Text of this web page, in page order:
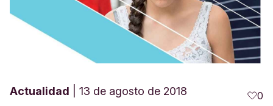
Actualidad 13 de agosto de 2018 0